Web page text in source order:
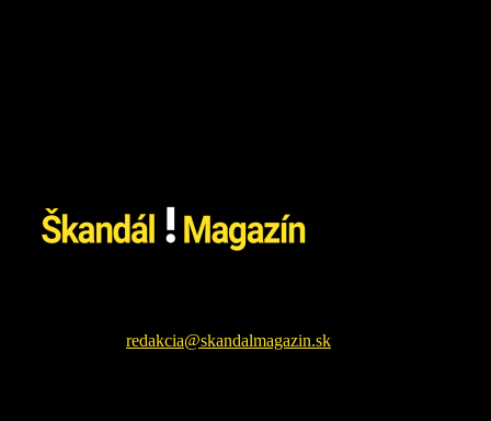
redakcia@skandalmagazin.sk